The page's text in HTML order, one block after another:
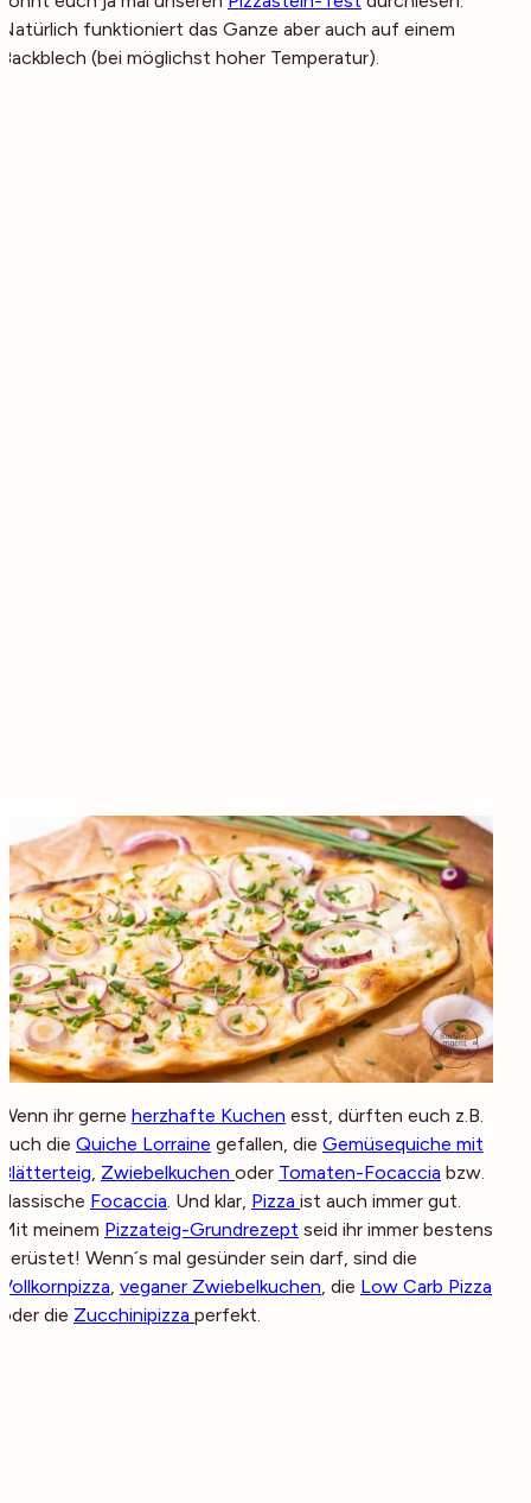
Natürlich funktioniert das Ganze aber auch auf einem
Backblech (bei möglichst hoher Temperatur).
Wenn ihr gerne herzhafte Kuchen esst, dürften euch z.B.
auch die Quiche Lorraine gefallen, die Gemüsequiche mit
Blätterteig Zwiebelkuchen oder Tomaten-Focaccia bzw.
klassische Focaccia . Und klar, Pizza ist auch immer gut.
Mit meinem Pizzateig-Grundrezept seid ihr immer bestens
gerüstet! Wenn´s mal gesünder sein darf, sind die
Vollkornpizza veganer Zwiebelkuchen , die Low Carb Pizza
oder die Zucchinipizza perfekt.